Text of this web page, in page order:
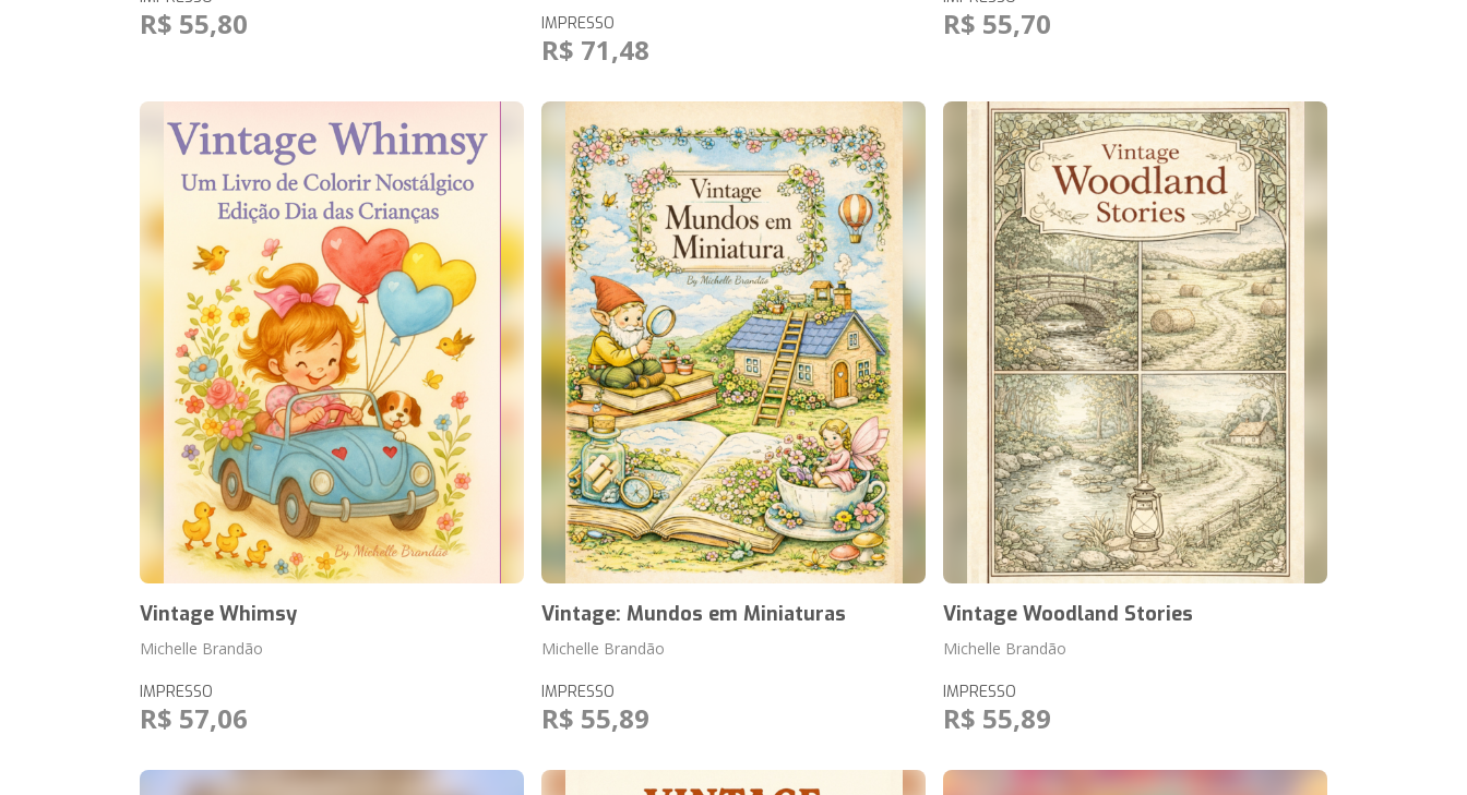
R$ 55,80 IMPRESSO
R$ 71,48
R$ 55,70
Vintage Whimsy
Michelle Brandão
IMPRESSO
R$ 57,06
Vintage: Mundos em Miniaturas
Michelle Brandão
IMPRESSO
R$ 55,89
Vintage Woodland Stories
Michelle Brandão
IMPRESSO
R$ 55,89